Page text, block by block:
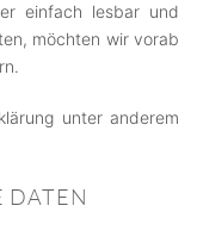
einfach lesbar und
möchten wir vorab
unter anderem
DATEN